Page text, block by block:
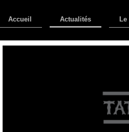
Accueil Actualités